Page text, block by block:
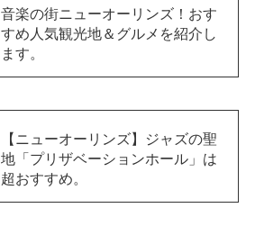
音楽の街ニューオーリンズ！おす
すめ人気観光地＆グルメを紹介し
ます。
【ニューオーリンズ】ジャズの聖
地「プリザベーションホール」は
超おすすめ。